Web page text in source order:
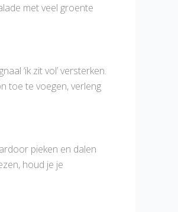
met veel groente
‘ik zit vol’ versterken.
toe te voegen, verleng
pieken en dalen
houd je je